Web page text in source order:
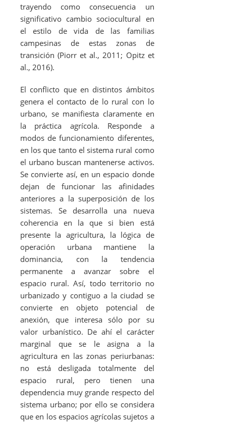
trayendo como consecuencia un
significativo cambio sociocultural en
el estilo de vida de las familias
campesinas de estas zonas de
transición (Piorret al., 2011; Opitz et
al., 2016).
El conflicto que en distintos ámbitos
genera el contacto de lo rural con lo
urbano, se manifiesta claramente en
la práctica agrícola. Responde a
modos de funcionamiento diferentes,
en los que tanto el sistema rural como
el urbano buscan mantenerse activos.
Se convierte así, en un espacio donde
dejan de funcionar las afinidades
anteriores a la superposición de los
sistemas. Se desarrolla una nueva
coherencia en la que si bien está
presente la agricultura, la lógica de
operación urbana mantiene la
dominancia, con la tendencia
permanente a avanzar sobre el
espacio rural. Así, todo territorio no
urbanizado y contiguo a la ciudad se
convierte en objeto potencial de
anexión, que interesa sólo por su
valor urbanístico. De ahí el carácter
marginal que se le asigna a la
agricultura en las zonas periurbanas:
no está desligada totalmente del
espacio rural, pero tienen una
dependencia muy grande respecto del
sistema urbano; por ello se considera
que en los espacios agrícolas sujetos a